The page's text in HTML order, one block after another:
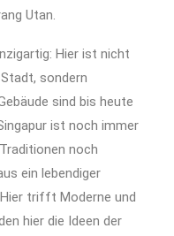
Utan.
Hier ist nicht
sondern
sind bis heute
ist noch immer
noch
ein lebendiger
trifft Moderne und
hier die Ideen der